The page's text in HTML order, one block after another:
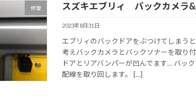
修理 スズキエブリィ バックカメラ
2023年8月31日
エブリィのバックドアをぶつけてしまう
考えバックカメラとバックソナーを取り
ドアとリアバンパーが凹んでます… バッ
配線を取り回します。 […]